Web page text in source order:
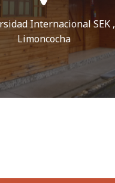
Internacional SEK ,
Limoncocha